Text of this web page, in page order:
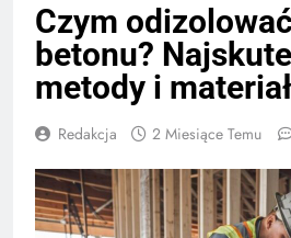
Czym
betonu?
metody i
Redakcja 2 Miesiące Temu